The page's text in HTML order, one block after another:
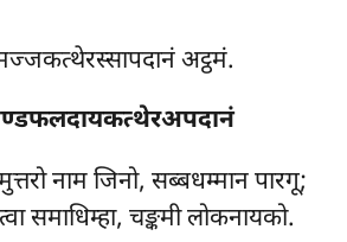
अट्ठमं.
नाम जिनो, सब्बधम्मान पारगू;
समाधिम्हा, चङ्कमी लोकनायको.